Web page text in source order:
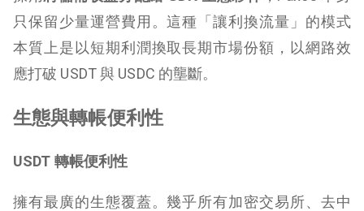
只保留少量運營費用。這種「讓利換流量」的模式
本質上是以短期利潤換取長期市場份額，以網路效
應打破 USDT 與 USDC 的壟斷。
生態與轉帳便利性
USDT 轉帳便利性
擁有最廣的生態覆蓋。幾乎所有加密交易所、去中